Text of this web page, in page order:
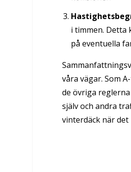
i timmen.
på eventuella
våra vägar. Som
de övriga
själv och andra
vinterdäck när det